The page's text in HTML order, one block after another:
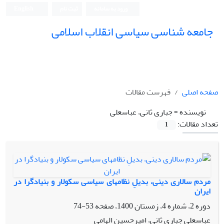
جامعه شناسی سیاسی انقلاب اسلامی
صفحه اصلی
فهرست مقالات
نویسنده =جباری ثانی، عباسعلی
تعداد مقالات:
1
مردم سالاری دینی، بدیلِ نظامهای سیاسی سکولار و بنیادگرا در
ایران
دوره 2، شماره 4، زمستان 1400، صفحه
53-74
عباسعلی جباری ثانی، امیرحسین الهامی